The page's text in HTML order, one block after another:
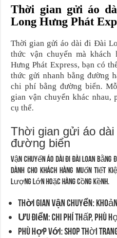
Thời gian gửi áo
Long Hưng Phát
Thời gian gửi áo dài đi Đài
thức vận chuyển mà khách
Hưng Phát Express, bạn có
thức gửi nhanh bằng đường
chi phí bằng đường biển.
gian vận chuyển khác nhau,
cụ thể.
Thời gian gửi áo
đường biển
Vận chuyển áo dài đi Đài Loan
dành cho khách hàng muốn tiết
lượng lớn hoặc hàng cồng kềnh.
Thời gian vận chuyển:
Ưu điểm: Chi phí thấp, phù
Phù hợp với: Shop thời